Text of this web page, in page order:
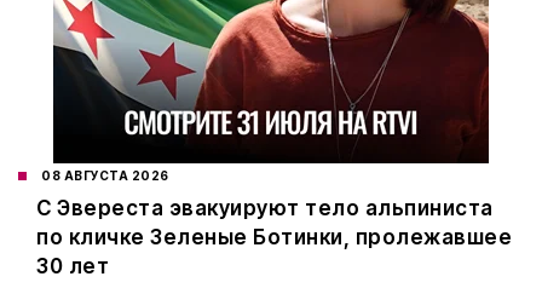
08 АВГУСТА 2026
С Эвереста эвакуируют тело альпиниста
по кличке Зеленые Ботинки, пролежавшее
30 лет